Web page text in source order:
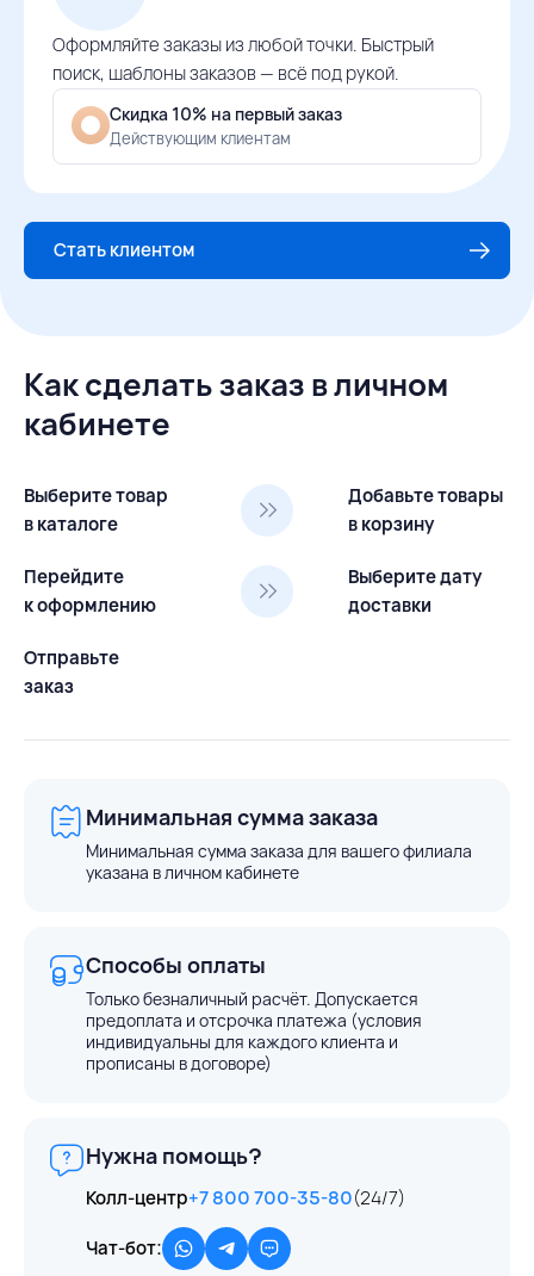
Оформляйте заказы из любой точки. Быстрый
поиск, шаблоны заказов — всё под рукой.
Скидка 10% на первый заказ
Действующим клиентам
Стать клиентом
Как сделать заказ в личном
кабинете
Выберите товар
в каталоге
Добавьте товары
в корзину
Перейдите
к оформлению
Выберите дату
доставки
Отправьте
заказ
Минимальная сумма заказа
Минимальная сумма заказа для вашего филиала
указана в личном кабинете
Способы оплаты
Только безналичный расчёт. Допускается
предоплата и отсрочка платежа (условия
индивидуальны для каждого клиента и
прописаны в договоре)
Нужна помощь?
Колл-центр+7 800 700-35-80(24/7)
Чат-бот: